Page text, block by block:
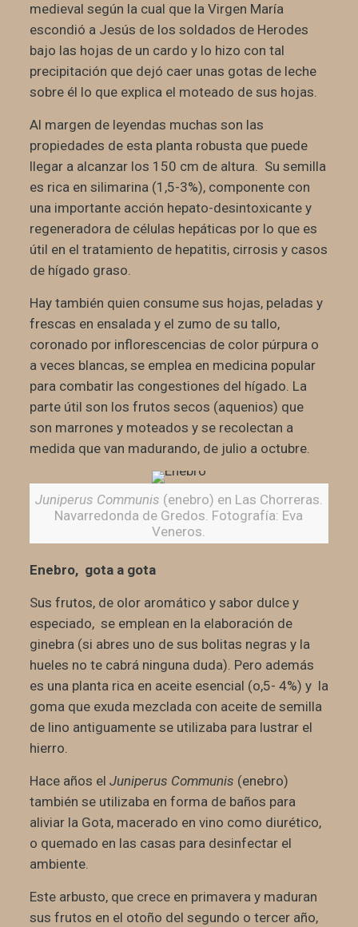
medieval según la cual que la Virgen María
escondió a Jesús de los soldados de Herodes
bajo las hojas de un cardo y lo hizo con tal
precipitación que dejó caer unas gotas de leche
sobre él lo que explica el moteado de sus hojas.
Al margen de leyendas muchas son las
propiedades de esta planta robusta que puede
llegar a alcanzar los 150 cm de altura. Su semilla
es rica en silimarina (1,5-3%), componente con
una importante acción hepato-desintoxicante y
regeneradora de células hepáticas por lo que es
útil en el tratamiento de hepatitis, cirrosis y casos
de hígado graso.
Hay también quien consume sus hojas, peladas y
frescas en ensalada y el zumo de su tallo,
coronado por inflorescencias de color púrpura o
a veces blancas, se emplea en medicina popular
para combatir las congestiones del hígado. La
parte útil son los frutos secos (aquenios) que
son marrones y moteados y se recolectan a
medida que van madurando, de julio a octubre.
Juniperus Communis (enebro) en Las Chorreras.
Navarredonda de Gredos. Fotografía: Eva
Veneros.
Enebro, gota a gota
Sus frutos, de olor aromático y sabor dulce y
especiado, se emplean en la elaboración de
ginebra (si abres uno de sus bolitas negras y la
hueles no te cabrá ninguna duda). Pero además
es una planta rica en aceite esencial (o,5- 4%) y la
goma que exuda mezclada con aceite de semilla
de lino antiguamente se utilizaba para lustrar el
hierro.
Hace años el Juniperus Communis (enebro)
también se utilizaba en forma de baños para
aliviar la Gota, macerado en vino como diurético,
o quemado en las casas para desinfectar el
ambiente.
Este arbusto, que crece en primavera y maduran
sus frutos en el otoño del segundo o tercer año,